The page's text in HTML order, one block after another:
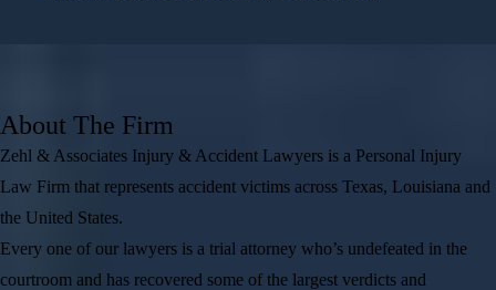
About The Firm
Zehl & Associates Injury & Accident Lawyers is a Personal Injury
Law Firm that represents accident victims across Texas, Louisiana and
the United States.
Every one of our lawyers is a trial attorney who’s undefeated in the
courtroom and has recovered some of the largest verdicts and